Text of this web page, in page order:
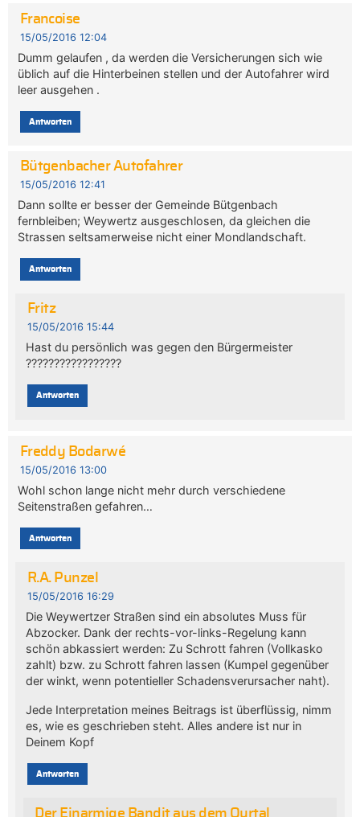
Francoise
15/05/2016 12:04
Dumm gelaufen , da werden die Versicherungen sich wie
üblich auf die Hinterbeinen stellen und der Autofahrer wird
leer ausgehen .
Antworten
Bütgenbacher Autofahrer
15/05/2016 12:41
Dann sollte er besser der Gemeinde Bütgenbach
fernbleiben; Weywertz ausgeschlosen, da gleichen die
Strassen seltsamerweise nicht einer Mondlandschaft.
Antworten
Fritz
15/05/2016 15:44
Hast du persönlich was gegen den Bürgermeister
?????????????????
Antworten
Freddy Bodarwé
15/05/2016 13:00
Wohl schon lange nicht mehr durch verschiedene
Seitenstraßen gefahren…
Antworten
R.A. Punzel
15/05/2016 16:29
Die Weywertzer Straßen sind ein absolutes Muss für
Abzocker. Dank der rechts-vor-links-Regelung kann
schön abkassiert werden: Zu Schrott fahren (Vollkasko
zahlt) bzw. zu Schrott fahren lassen (Kumpel gegenüber
der winkt, wenn potentieller Schadensverursacher naht).
Jede Interpretation meines Beitrags ist überflüssig, nimm
es, wie es geschrieben steht. Alles andere ist nur in
Deinem Kopf
Antworten
Der Einarmige Bandit aus dem Ourtal